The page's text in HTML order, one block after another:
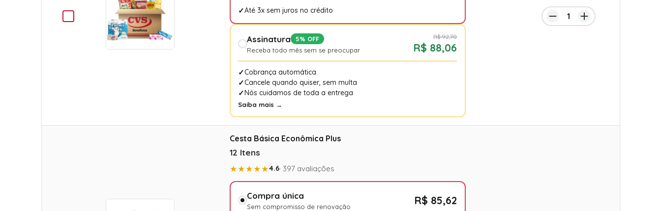
Até 3x sem juros no crédito
Assinatura
5% OFF
Receba todo mês sem se preocupar
R$ 92,70
R$ 88,06
Cobrança automática
Cancele quando quiser, sem multa
Nós cuidamos de toda a entrega
Saiba mais →
Cesta Básica Econômica Plus
12 Itens
★★★★★4.6· 397 avaliações
Compra única
Sem compromisso de renovação R$ 85,62